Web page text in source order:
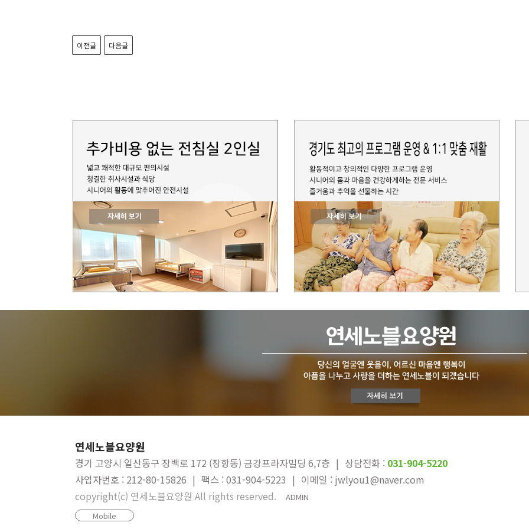
이전글 다음글
연세노블요양원
경기 고양시 일산동구 장백로 172 (장항동) 금강프라자빌딩 6,7층 | 상담전화 : 031-904-5220
사업자번호 : 212-80-15826 | 팩스 : 031-904-5223 | 이메일 : jwlyou1@naver.com
copyright(c) 연세노블요양원 All rights reserved.
ADMIN
Mobile